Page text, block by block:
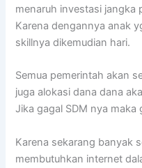
menaruh investasi jangka
Karena dengannya anak
skillnya dikemudian hari.
Semua pemerintah akan
juga alokasi dana dana
Jika gagal SDM nya maka
Karena sekarang banyak
membutuhkan internet